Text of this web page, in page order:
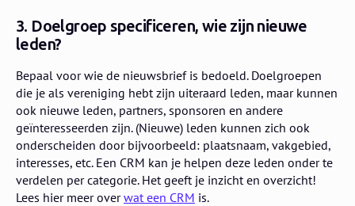
3. Doelgroep specificeren, wie zijn nieuwe
leden?
Bepaal voor wie de nieuwsbrief is bedoeld. Doelgroepen
die je als vereniging hebt zijn uiteraard leden, maar kunnen
ook nieuwe leden, partners, sponsoren en andere
geïnteresseerden zijn. (Nieuwe) leden kunnen zich ook
onderscheiden door bijvoorbeeld: plaatsnaam, vakgebied,
interesses, etc. Een CRM kan je helpen deze leden onder te
verdelen per categorie. Het geeft je inzicht en overzicht!
Lees hier meer overwat een CRM is.